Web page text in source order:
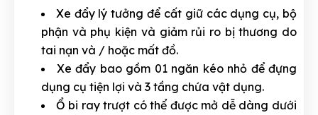
Xe đẩy lý tưởng để cất giữ các dụng cụ, bộ
phận và phụ kiện và giảm rủi ro bị thương do
tai nạn và / hoặc mất đồ.
Xe đẩy bao gồm 01 ngăn kéo nhỏ để đựng
dụng cụ tiện lợi và 3 tầng chứa vật dụng.
Ổ bi ray trượt có thể được mở dễ dàng dưới